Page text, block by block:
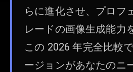
らに進化させ、プロフ
レードの画像生成能力
この 2026 年完全比較
ージョンがあなたのニ